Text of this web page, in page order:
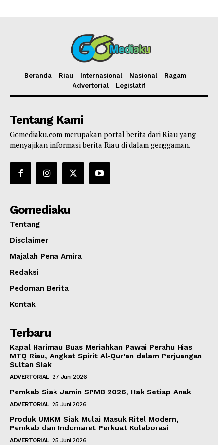
Beranda Riau Internasional Nasional
Ragam
Advertorial
Legislatif
Tentang Kami
Gomediaku.com merupakan portal berita dari Riau yang
menyajikan informasi berita Riau di dalam genggaman.
Gomediaku
Tentang
Disclaimer
Majalah Pena Amira
Redaksi
Pedoman Berita
Kontak
Terbaru
Kapal Harimau Buas Meriahkan Pawai Perahu Hias
MTQ Riau, Angkat Spirit Al-Qur’an dalam Perjuangan
Sultan Siak
ADVERTORIAL 27 Juni 2026
Pemkab Siak Jamin SPMB 2026, Hak Setiap Anak
ADVERTORIAL 25 Juni 2026
Produk UMKM Siak Mulai Masuk Ritel Modern,
Pemkab dan Indomaret Perkuat Kolaborasi
ADVERTORIAL 25 Juni 2026